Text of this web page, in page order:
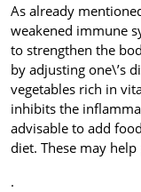
As already
weakened immune
to strengthen the
by adjusting one\’s
vegetables rich in
inhibits the
advisable to add
diet. These may
.